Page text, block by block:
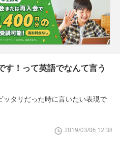
す！って英語でなんて言う
タリだった時に言いたい表現で
2019/03/06 12:38